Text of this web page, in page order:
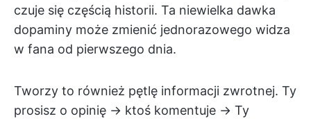
czuje się częścią historii. Ta niewielka dawka
dopaminy może zmienić jednorazowego widza
w fana od pierwszego dnia.
Tworzy to również pętlę informacji zwrotnej. Ty
prosisz o opinię → ktoś komentuje → Ty